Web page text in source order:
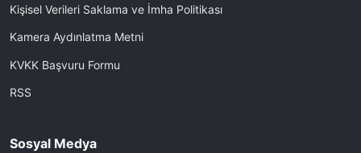
Kişisel Verileri Saklama ve İmha Politikası
Kamera Aydınlatma Metni
KVKK Başvuru Formu
RSS
Sosyal Medya